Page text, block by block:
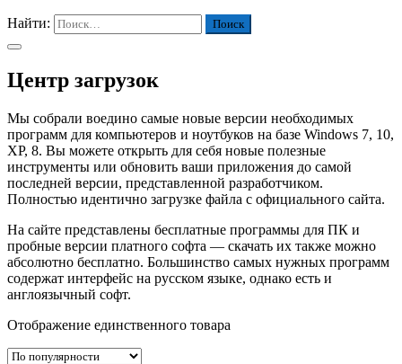
Найти:
Центр загрузок
Мы собрали воедино самые новые версии необходимых
программ для компьютеров и ноутбуков на базе Windows 7, 10,
XP, 8. Вы можете открыть для себя новые полезные
инструменты или обновить ваши приложения до самой
последней версии, представленной разработчиком.
Полностью идентично загрузке файла с официального сайта.
На сайте представлены бесплатные программы для ПК и
пробные версии платного софта — скачать их также можно
абсолютно бесплатно. Большинство самых нужных программ
содержат интерфейс на русском языке, однако есть и
англоязычный софт.
Отображение единственного товара